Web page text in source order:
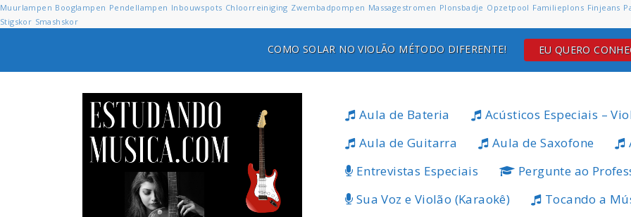
Muurlampen Booglampen Pendellampen Inbouwspots Chloorreiniging Zwembadpompen Massagestromen Plonsbadje Opzetpool Familieplons Finjeans
Stigskor Smashskor
COMO SOLAR NO VIOLÃO MÉTODO DIFERENTE! EU QUERO
Aula de Bateria
Acústicos Especiais –
Aula de Guitarra
Aula de Saxofone
Entrevistas Especiais
Pergunte ao
Sua Voz e Violão (Karaokê)
Tocando a